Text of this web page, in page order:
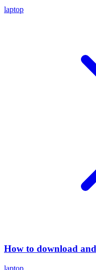
laptop
How to download
laptop